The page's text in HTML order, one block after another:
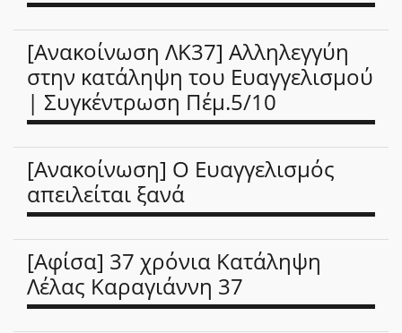
[Ανακοίνωση ΛΚ37] Αλληλεγγύη
στην κατάληψη του Ευαγγελισμού
| Συγκέντρωση Πέμ.5/10
[Ανακοίνωση] Ο Ευαγγελισμός
απειλείται ξανά
[Αφίσα] 37 χρόνια Κατάληψη
Λέλας Καραγιάννη 37